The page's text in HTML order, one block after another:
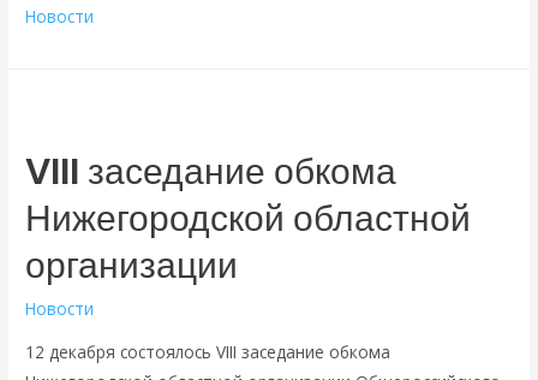
Новости
VIII заседание обкома
Нижегородской областной
организации
Новости
12 декабря состоялось VIII заседание обкома